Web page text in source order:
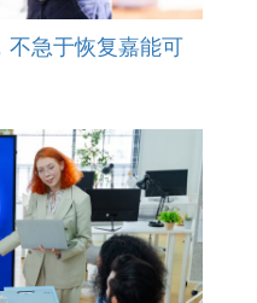
不急于恢复嘉能可